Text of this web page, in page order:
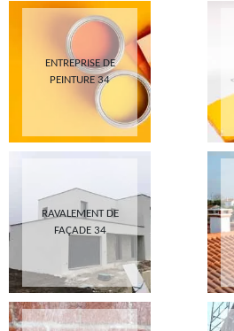
ENTREPRISE DE
PEINTURE 34
RAVALEMENT DE
FAÇADE 34